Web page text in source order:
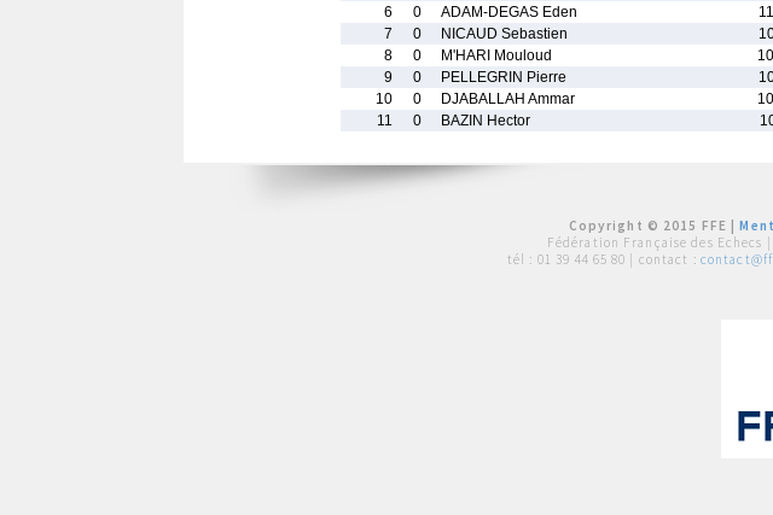
6
0 ADAM-DEGAS Eden
7
0 NICAUD Sebastien
8
0 M'HARI Mouloud
9
0 PELLEGRIN Pierre
10
0 DJABALLAH Ammar
11
0 BAZIN Hector
Copyright © 2015 FFE |
Fédération Française des Echecs |
tél : 01 39 44 65 80 | contact :